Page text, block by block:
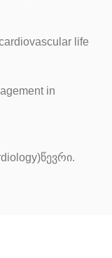
life
in